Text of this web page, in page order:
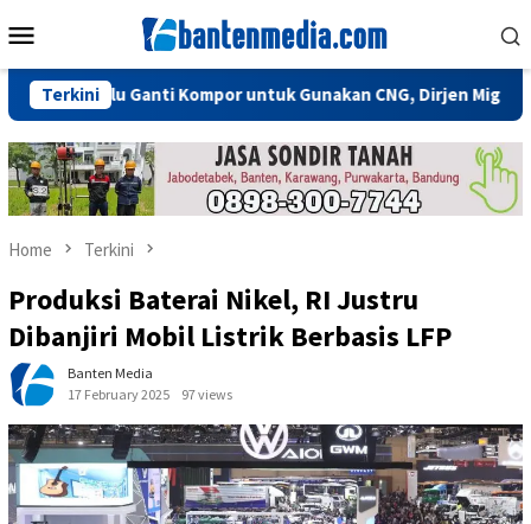
to
Menu
Terkini
Perlu Ganti Kompor untuk Gunakan CNG, Dirjen Migas: Cukup
Home Terkini
Produksi Baterai Nikel, RI Justru
Dibanjiri Mobil Listrik Berbasis LFP
Banten Media
17 February 2025
97 views